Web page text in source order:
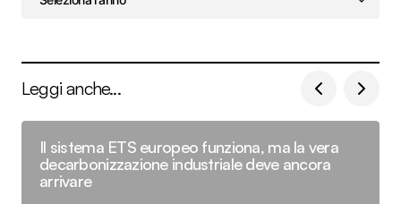
Leggi anche...
Il sistema ETS europeo funziona, ma la vera
decarbonizzazione industriale deve ancora
arrivare